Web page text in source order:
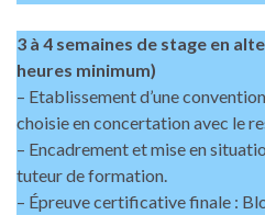
3 à 4 semaines de stage en
heures minimum)
– Etablissement d’une
choisie en concertation avec le
– Encadrement et mise en
tuteur de formation.
– Épreuve certificative finale :